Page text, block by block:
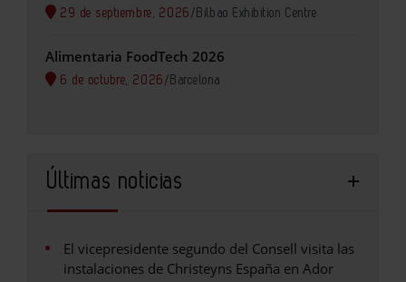
29 de septiembre, 2026 / Bilbao Exhibition Centre
Alimentaria FoodTech 2026
6 de octubre, 2026 / Barcelona
Últimas noticias
El vicepresidente segundo del Consell visita las
instalaciones de Christeyns España en Ador